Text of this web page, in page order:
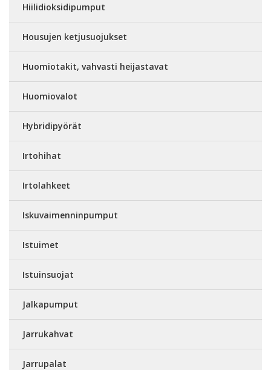
Hiilidioksidipumput
Housujen ketjusuojukset
Huomiotakit, vahvasti heijastavat
Huomiovalot
Hybridipyörät
Irtohihat
Irtolahkeet
Iskuvaimenninpumput
Istuimet
Istuinsuojat
Jalkapumput
Jarrukahvat
Jarrupalat